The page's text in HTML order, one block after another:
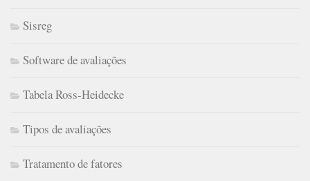
Sisreg
Software de avaliações
Tabela Ross-Heidecke
Tipos de avaliações
Tratamento de fatores